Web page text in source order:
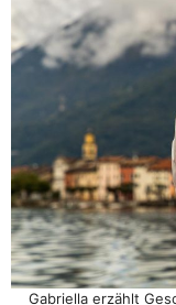
Gabriella erzählt